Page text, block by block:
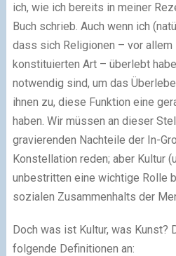
ich, wie ich bereits in meiner
Buch schrieb. Auch wenn ich
dass sich Religionen – vor allem
konstituierten Art – überlebt
notwendig sind, um das
ihnen zu, diese Funktion eine
haben. Wir müssen an dieser
gravierenden Nachteile der In-
Konstellation reden; aber Kultur
unbestritten eine wichtige Rolle
sozialen Zusammenhalts der
Doch was ist Kultur, was Kunst?
folgende Definitionen an: